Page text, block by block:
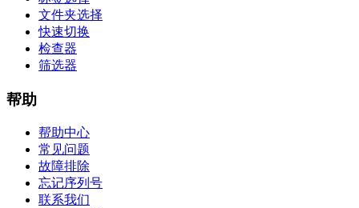
文件夹选择
快速切换
检查器
筛选器
帮助
帮助中心
常见问题
故障排除
忘记序列号
联系我们